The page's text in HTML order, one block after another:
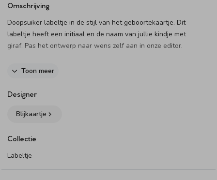
Omschrijving
Doopsuiker labeltje in de stijl van het geboortekaartje. Dit
labeltje heeft een initiaal en de naam van jullie kindje met
giraf. Pas het ontwerp naar wens zelf aan in onze editor.
Het label kan je doormiddel van een lief lintje, touwtje, of
vinden. Let op: omdat je kunt kiezen uit verschillende
van jouw voorkeur los bij het product. Wanneer je de
• 18 labels per vel.
Toon meer
Designer
Blijkaartje
Collectie
Labeltje